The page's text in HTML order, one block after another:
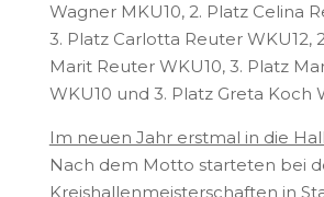
Wagner MKU10, 2. Platz Celina
3. Platz Carlotta Reuter WKU12,
Marit Reuter WKU10, 3. Platz
WKU10 und 3. Platz Greta Koch
Im neuen Jahr erstmal in die
Nach dem Motto starteten bei
Kreishallenmeisterschaften in